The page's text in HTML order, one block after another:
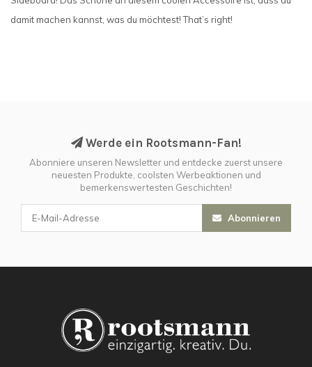
damit machen kannst, was du möchtest! That’s right!
Werde ein Rootsmann-Fan!
Abonniere unseren Newsletter und entdecke zuerst unsere
neuesten Produkte, coolsten Werbeaktionen und
bemerkenswertesten Geschichten!
Abonnieren